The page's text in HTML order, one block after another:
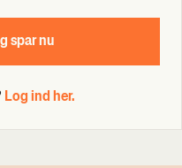
spar nu
Log ind her.